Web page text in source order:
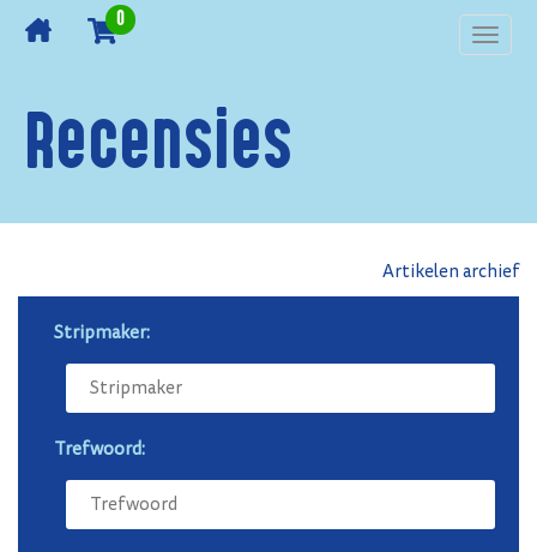
0
Recensies
Artikelen archief
Stripmaker:
Trefwoord: